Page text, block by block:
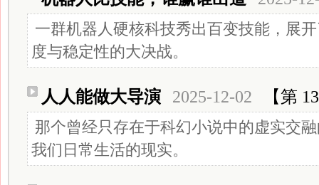
一群机器人硬核科技秀出百变技能，展
度与稳定性的大决战。
人人能做大导演 2025-12-02 【第
那个曾经只存在于科幻小说中的虚实交
我们日常生活的现实。